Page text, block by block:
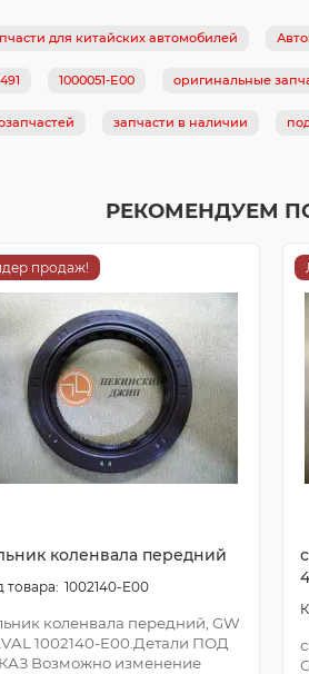
для китайских автомобилей
1000051-E00 оригинальные
запчасти в наличии
РЕКОМЕНДУЕМ
продаж!
коленвала передний
1002140-E00
коленвала передний, GW
1002140-E00.Детали ПОД
Возможно изменение